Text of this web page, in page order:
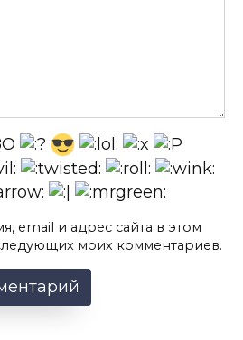
email и адрес сайта в этом
моих комментариев.